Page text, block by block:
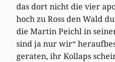
das dort nicht die vier
hoch zu Ross den Wald
die Martin Peichl in
sind ja nur wir“
geraten, ihr Kollaps